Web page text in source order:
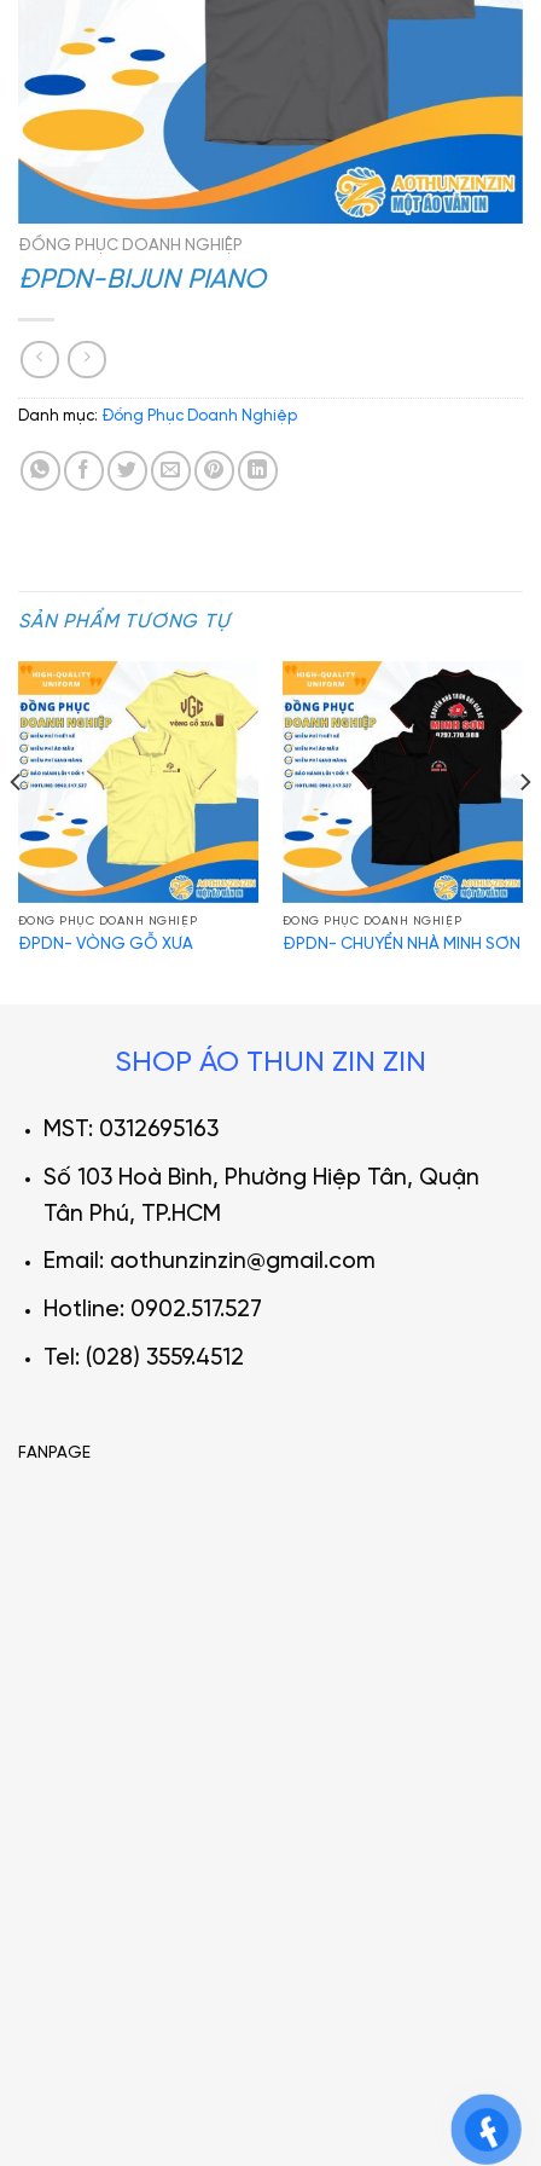
ĐỒNG PHỤC DOANH NGHIỆP
ĐPDN-BIJUN PIANO
Danh mục: Đồng Phục Doanh Nghiệp
SẢN PHẨM TƯƠNG TỰ
ĐỒNG PHỤC DOANH NGHIỆP
ĐPDN- VÒNG GỖ XƯA
ĐỒNG PHỤC DOANH NGHIỆP
ĐPDN- CHUYỂN NHÀ MINH SƠN
SHOP ÁO THUN ZIN ZIN
MST: 0312695163
Số 103 Hoà Bình, Phường Hiệp Tân, Quận
Tân Phú, TP.HCM
Email: aothunzinzin@gmail.com
Hotline: 0902.517.527
Tel: (028) 3559.4512
FANPAGE